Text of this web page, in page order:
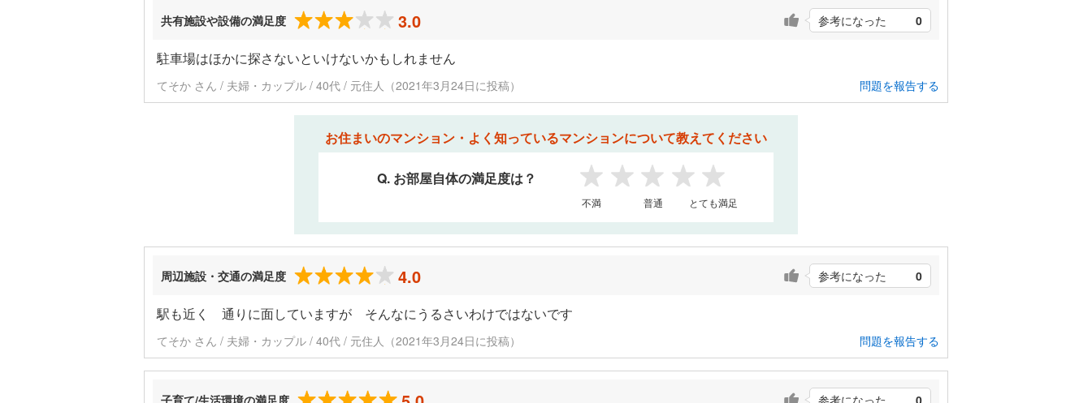
共有施設や設備の満足度 3.0 参考になった 0
駐車場はほかに探さないといけないかもしれません
てそか さん / 夫婦・カップル / 40代 / 元住人（2021年3月24日に投稿） 問題を報告する
お住まいのマンション・よく知っているマンションについて教えてください
Q. お部屋自体の満足度は？
1 2 3 4 5
不満 普通 とても満足
周辺施設・交通の満足度 4.0 参考になった 0
駅も近く 通りに面していますが そんなにうるさいわけではないです
てそか さん / 夫婦・カップル / 40代 / 元住人（2021年3月24日に投稿） 問題を報告する
子育て/生活環境の満足度 参考になった 0